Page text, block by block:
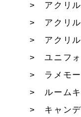
アクリ
アクリ
アクリ
ユニフ
ラメモ
ルーム
キャン